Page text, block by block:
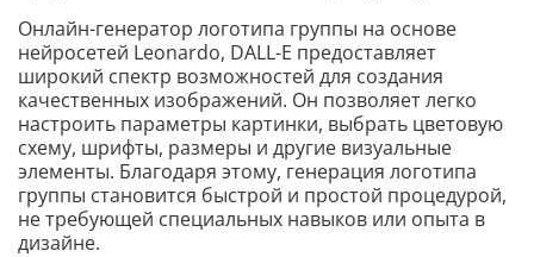
Онлайн-генератор логотипа группы на основе
нейросетей Leonardo, DALL-E предоставляет
широкий спектр возможностей для создания
качественных изображений. Он позволяет легко
настроить параметры картинки, выбрать цветовую
схему, шрифты, размеры и другие визуальные
элементы. Благодаря этому, генерация логотипа
группы становится быстрой и простой процедурой,
не требующей специальных навыков или опыта в
дизайне.